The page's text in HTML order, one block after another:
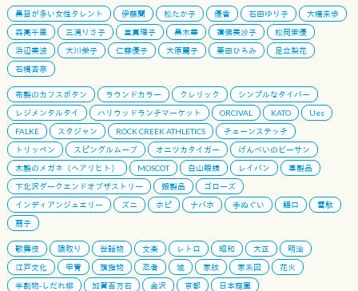
黒目が多い女性タレント 伊藤蘭 松たか子 優香 石田ゆり子
大橋未歩
森高千里
三浦りさ子 堂真理子 黒木華 蓮佛美沙子
松岡茉優
浜辺美波
大川栄子 仁藤優子 大原麗子 栗田ひろみ
足立梨花
石橋杏奈
布製のカフスボタン ラウンドカラー クレリック
シンプルなタイバー
レジメンタルタイ
ハリウッドランチマーケット ORCIVAL KATO
Ues
FALKE
スタジャン ROCK CREEK ATHLETICS
チェーンステッチ
トリッペン
スピングルムーブ オニツカタイガー
げんべいのビーサン
木製のメガネ（ヘアリヒト）
MOSCOT 白山眼鏡 レイバン
革製品
下北沢ダークエンドオブザストリー
銀製品
ゴローズ
インディアンジュエリー
ズニ ホピ ナバホ 手ぬぐい 鯉口
雪駄
扇子
歌舞伎 隈取り 世話物 文楽 レトロ 昭和 大正
明治
江戸文化
甲冑 旗指物 忍者 城 家紋 家系図
花火
半割物-しだれ柳
加賀百万石 金沢 京都 日本庭園